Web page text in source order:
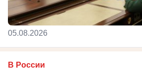
05.08.2026
В России